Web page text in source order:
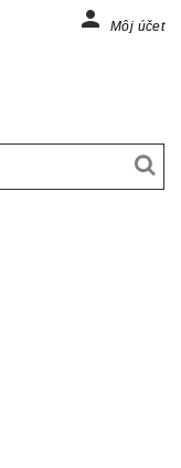
Môj účet
